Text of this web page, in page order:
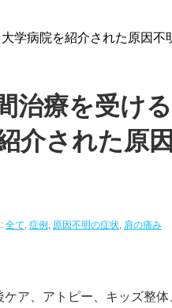
学病院を紹介された原因不
治療を受ける
介された原因
全て, 症例 , 原因不明の症状, 肩の痛み
ア、アトピー、キッズ整体